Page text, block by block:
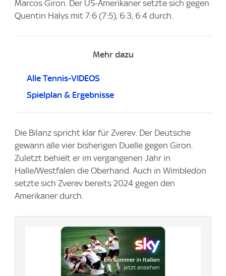
Marcos Giron. Der US-Amerikaner setzte sich gegen
Quentin Halys mit 7:6 (7:5), 6:3, 6:4 durch.
Mehr dazu
Alle Tennis-VIDEOS
Spielplan & Ergebnisse
Die Bilanz spricht klar für Zverev. Der Deutsche
gewann alle vier bisherigen Duelle gegen Giron.
Zuletzt behielt er im vergangenen Jahr in
Halle/Westfalen die Oberhand. Auch in Wimbledon
setzte sich Zverev bereits 2024 gegen den
Amerikaner durch.